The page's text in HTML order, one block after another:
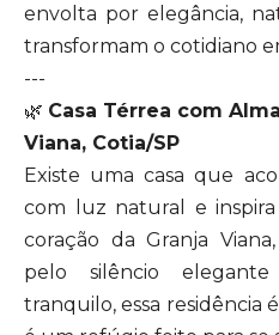
envolta por elegância,
transformam o cotidiano
---
🌿 Casa Térrea com
Viana, Cotia/SP
Existe uma casa que
com luz natural e
coração da Granja
pelo silêncio
tranquilo, essa residência